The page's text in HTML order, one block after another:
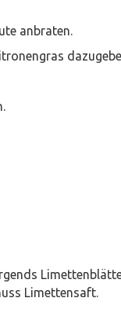
anbraten.
Limettensaft.